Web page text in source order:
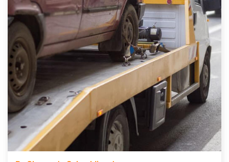
direct een tweedehands auto onderdelen offerte
aanvragen? Dat kan via de Onderdelenlijn! Vul uw
kenteken in en druk op verzenden.
Wij kunnen u helpen met de inkoop van auto's van
eigenlijk alle merken, zoals Alfa Romeo, Audi, BMW,
Chevrolet, Citroën, Dacia, Fiat, Ford, Honda, Hyundai,
Kia, Mazda, Mercedes Benz, Mitsubishi, Nissan, Opel,
Peugeot, Porsche, Renault, Seat, Skoda, Suzuki, Tesla,
Toyota, Volkswagen en Volvo.